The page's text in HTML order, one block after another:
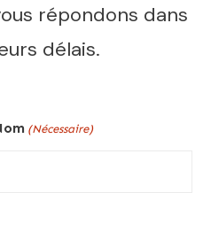
répondons dans
délais.
(Nécessaire)